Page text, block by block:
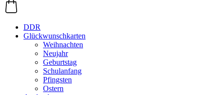
DDR
Glückwunschkarten
Weihnachten
Neujahr
Geburtstag
Schulanfang
Pfingsten
Ostern